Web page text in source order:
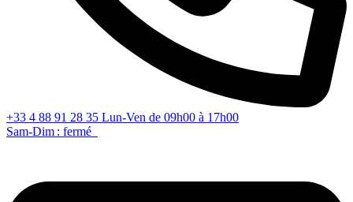
+33 4 88 91 28 35 Lun-Ven de 09h00 à 17h00
Sam-Dim : fermé